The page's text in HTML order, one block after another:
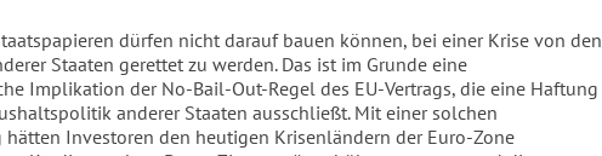
dürfen nicht darauf bauen können, bei einer Krise von den
Staaten gerettet zu werden. Das ist im Grunde eine
Implikation der No-Bail-Out-Regel des EU-Vertrags, die eine Haftung
anderer Staaten ausschließt. Mit einer solchen
hätten Investoren den heutigen Krisenländern der Euro-Zone